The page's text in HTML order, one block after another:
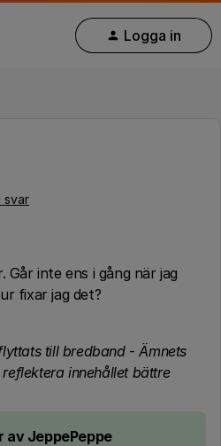
Logga in
svar
Går inte ens i gång när jag
fixar jag det?
till bredband-Ämnets
innehållet bättre
av JeppePeppe